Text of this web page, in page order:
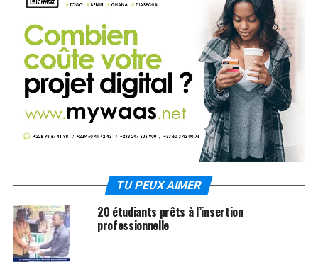
TU PEUX AIMER
20 étudiants prêts à l’insertion
professionnelle